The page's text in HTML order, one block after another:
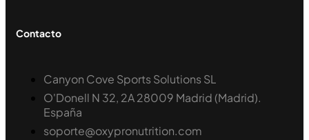
Contacto
Canyon Cove Sports Solutions SL
O'Donell N 32, 2A 28009 Madrid (Madrid).
España
soporte@oxypronutrition.com